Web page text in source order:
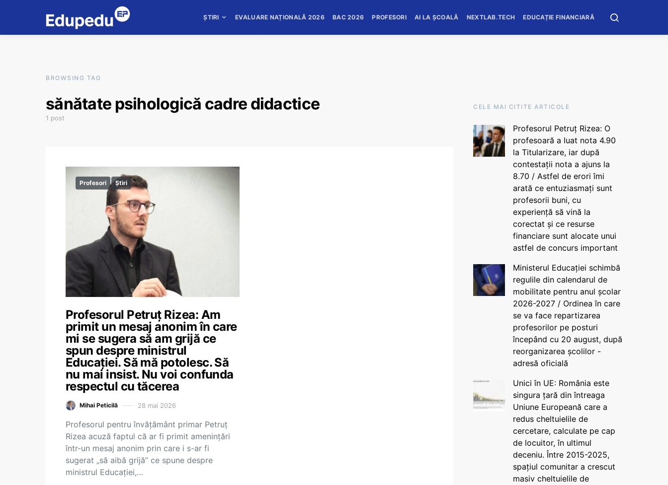
ȘTIRI EVALUARE NAȚIONALĂ 2026 BAC 2026 PROFESORI AI LA ȘCOALĂ NEXTLAB.TECH EDUCAȚIE FINANCIARĂ
BROWSING TAG
sănătate psihologică cadre didactice
1 post
Profesori Știri
Profesorul Petruț Rizea: Am
primit un mesaj anonim în care
mi se sugera să am grijă ce
spun despre ministrul
Educației. Să mă potolesc. Să
nu mai insist. Nu voi confunda
respectul cu tăcerea
Mihai Peticilă 28 mai 2026
Profesorul pentru învățământ primar Petruț
Rizea acuză faptul că ar fi primit amenințări
într-un mesaj anonim prin care i s-ar fi
sugerat „să aibă grijă” ce spune despre
ministrul Educației,…
CELE MAI CITITE ARTICOLE
Profesorul Petruț Rizea: O
profesoară a luat nota 4.90
la Titularizare, iar după
contestații nota a ajuns la
8.70 / Astfel de erori îmi
arată ce entuziasmați sunt
profesorii buni, cu
experiență să vină la
corectat și ce resurse
financiare sunt alocate unui
astfel de concurs important
Ministerul Educației schimbă
regulile din calendarul de
mobilitate pentru anul școlar
2026-2027 / Ordinea în care
se va face repartizarea
profesorilor pe posturi
începând cu 20 august, după
reorganizarea școlilor -
adresă oficială
Unici în UE: România este
singura țară din întreaga
Uniune Europeană care a
redus cheltuielile de
cercetare, calculate pe cap
de locuitor, în ultimul
deceniu. Între 2015-2025,
spațiul comunitar a crescut
masiv cheltuielile de